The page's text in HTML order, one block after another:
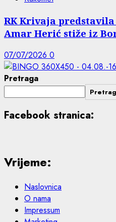
RK Krivaja
Amar Herić stiže iz
07/07/2026 0
Pretraga
Facebook stranica:
Vrijeme:
Naslovnica
O nama
Impressum